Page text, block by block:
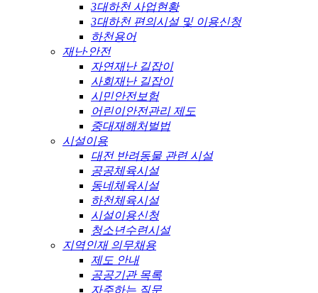
3대하천 사업현황
3대하천 편의시설 및 이용신청
하천용어
재난·안전
자연재난 길잡이
사회재난 길잡이
시민안전보험
어린이안전관리 제도
중대재해처벌법
시설이용
대전 반려동물 관련 시설
공공체육시설
동네체육시설
하천체육시설
시설이용신청
청소년수련시설
지역인재 의무채용
제도 안내
공공기관 목록
자주하는 질문